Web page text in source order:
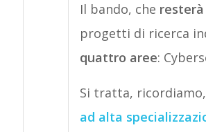
Il bando, che
progetti di ricerca
quattro aree:
Si tratta,
ad alta